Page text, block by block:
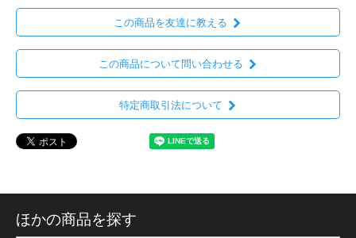
この商品を友達に教える
この商品について問い合わせる
特定商取引法について
ほかの商品を探す